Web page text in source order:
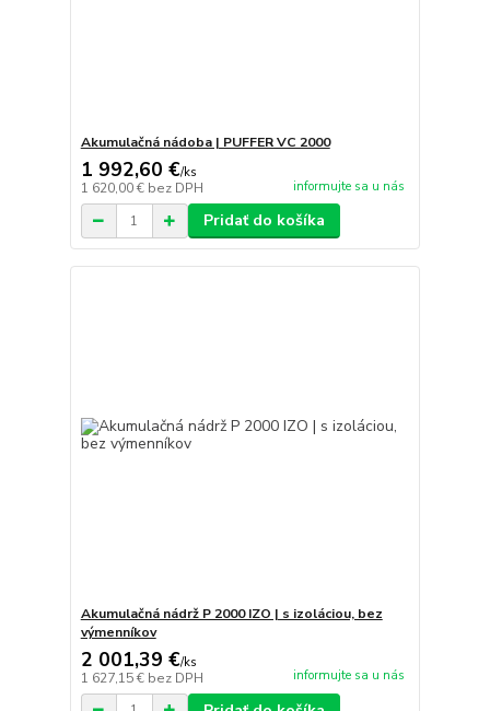
Akumulačná nádoba | PUFFER VC 2000
1 992,60 €/ks
1 620,00 € bez DPH informujte sa u nás
Pridať do košíka
Akumulačná nádrž P 2000 IZO | s izoláciou, bez
výmenníkov
2 001,39 €/ks
1 627,15 € bez DPH informujte sa u nás